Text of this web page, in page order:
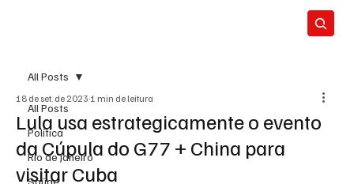
All Posts
Política
Rio de Janeiro
Saúde
All Posts
Lula usa estrategicamente o evento
da Cúpula do G77 + China para
visitar Cuba
18 de set. de 2023 1 min de leitura